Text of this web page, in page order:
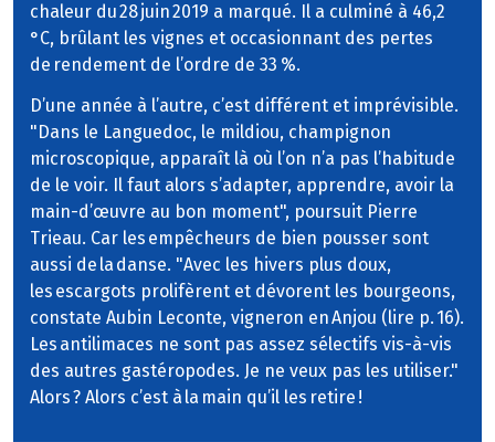
chaleur du 28 juin 2019 a marqué. Il a culminé à 46,2
°C, brûlant les vignes et occasionnant des pertes
de rendement de l’ordre de 33 %.
D’une année à l’autre, c’est différent et imprévisible.
"Dans le Languedoc, le mildiou, champignon
microscopique, apparaît là où l’on n’a pas l’habitude
de le voir. Il faut alors s’adapter, apprendre, avoir la
main-d’œuvre au bon moment", poursuit Pierre
Trieau. Car les empêcheurs de bien pousser sont
aussi de la danse. "Avec les hivers plus doux,
les escargots prolifèrent et dévorent les bourgeons,
constate Aubin Leconte, vigneron en Anjou (lire p. 16).
Les antilimaces ne sont pas assez sélectifs vis-à-vis
des autres gastéropodes. Je ne veux pas les utiliser."
Alors ? Alors c’est à la main qu’il les retire !